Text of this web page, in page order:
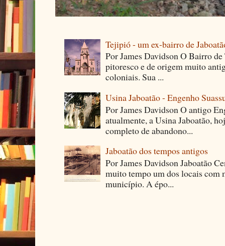
Tejipió - um ex-bairro de
Por James Davidson O Bairro
pitoresco e de origem muito
coloniais. Sua ...
Usina Jaboatão - Engenho
Por James Davidson O antigo
atualmente, a Usina Jaboatão,
completo de abandono...
Jaboatão dos tempos antigos
Por James Davidson Jaboatão
muito tempo um dos locais com
município. A épo...